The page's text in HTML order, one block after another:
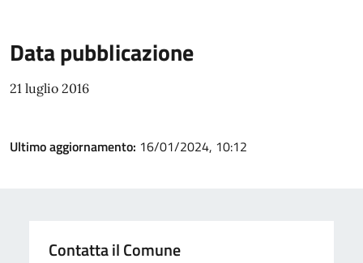
Data pubblicazione
21 luglio 2016
Ultimo aggiornamento: 16/01/2024, 10:12
Contatta il Comune